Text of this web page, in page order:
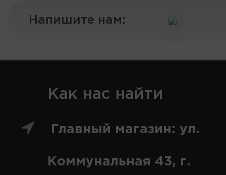
Напишите нам:
Как нас найти
Главный магазин: ул.
Коммунальная 43, г.